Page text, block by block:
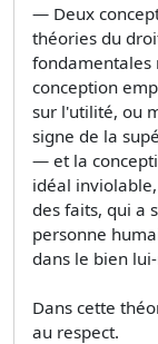
— Deux
théories du
fondamentales
conception
sur l'utilité, ou
signe de la
— et la
idéal
des faits, qui a
personne
dans le bien
Dans cette
au respect.